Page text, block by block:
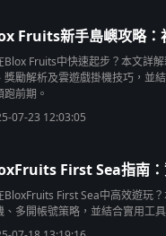
Fruits新手島嶼攻略：
Blox Fruits中快速起步？本文詳
獎勵解析及雲遊戲掛機技巧，並
跑前期。
07-23 12:03:05
First Sea指南：
BloxFruits First Sea中高效遊玩
、多開帳號策略，並結合實用工